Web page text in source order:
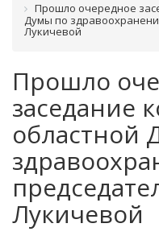
Прошло очередное
Думы по
Лукичевой
Прошло
заседание
областной
Лукичевой